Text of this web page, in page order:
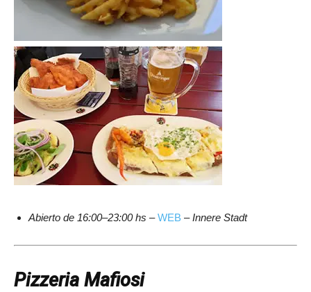
Abierto de 16:00–23:00 hs –WEB –Innere Stadt
Pizzeria Mafiosi